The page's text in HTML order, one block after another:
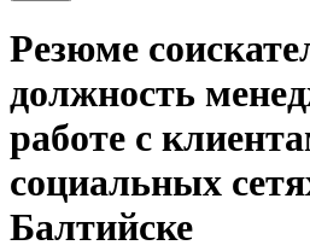
Резюме
должность
работе с
социальных
Балтийске